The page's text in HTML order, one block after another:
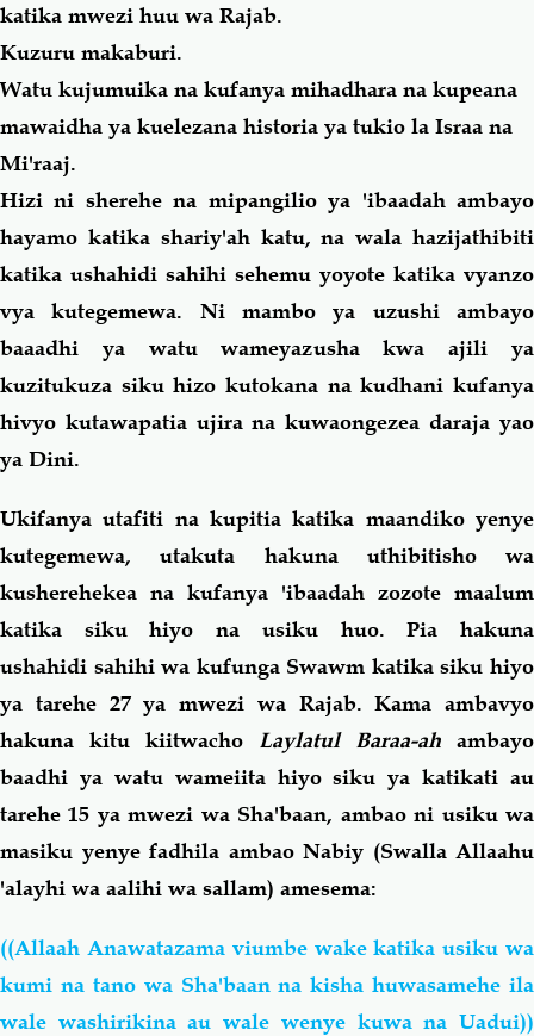
katika mwezi huu wa Rajab.
Kuzuru makaburi.
Watu kujumuika na kufanya mihadhara na kupeana
mawaidha ya kuelezana historia ya tukio la Israa na
Mi'raaj.
Hizi ni sherehe na mipangilio ya 'ibaadah ambayo
hayamo katika shariy'ah katu, na wala hazijathibiti
katika ushahidi sahihi sehemu yoyote katika vyanzo
vya kutegemewa. Ni mambo ya uzushi ambayo
baaadhi ya watu wameyazusha kwa ajili ya
kuzitukuza siku hizo kutokana na kudhani kufanya
hivyo kutawapatia ujira na kuwaongezea daraja yao
ya Dini.
Ukifanya utafiti na kupitia katika maandiko yenye
kutegemewa, utakuta hakuna uthibitisho wa
kusherehekea na kufanya 'ibaadah zozote maalum
katika siku hiyo na usiku huo. Pia hakuna
ushahidi sahihi wa kufunga Swawm katika siku hiyo
ya tarehe 27 ya mwezi wa Rajab. Kama ambavyo
hakuna kitu kiitwacho Laylatul Baraa-ah ambayo
baadhi ya watu wameiita hiyo siku ya katikati au
tarehe 15 ya mwezi wa Sha'baan, ambao ni usiku wa
masiku yenye fadhila ambao Nabiy (Swalla Allaahu
'alayhi wa aalihi wa sallam) amesema:
((Allaah Anawatazama viumbe wake katika usiku wa
kumi na tano wa Sha'baan na kisha huwasamehe ila
wale washirikina au wale wenye kuwa na Uadui))